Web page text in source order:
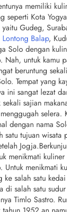
memiliki
seperti Kota
yaitu Gudeg,
Lontong Balap,
Solo dengan
Nah, untuk kamu
beruntung
Tempat yang
ini sangat lezat
sajian
selera.
dengan nama
satu tujuan
Jogja.
menikmati
Untuk menikmati
ke salah satu
di salah satu sudur
Timlo Sastro.